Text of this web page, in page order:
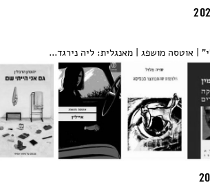
| אוטסה מושפג | מאנגלית: ליה נירגד...